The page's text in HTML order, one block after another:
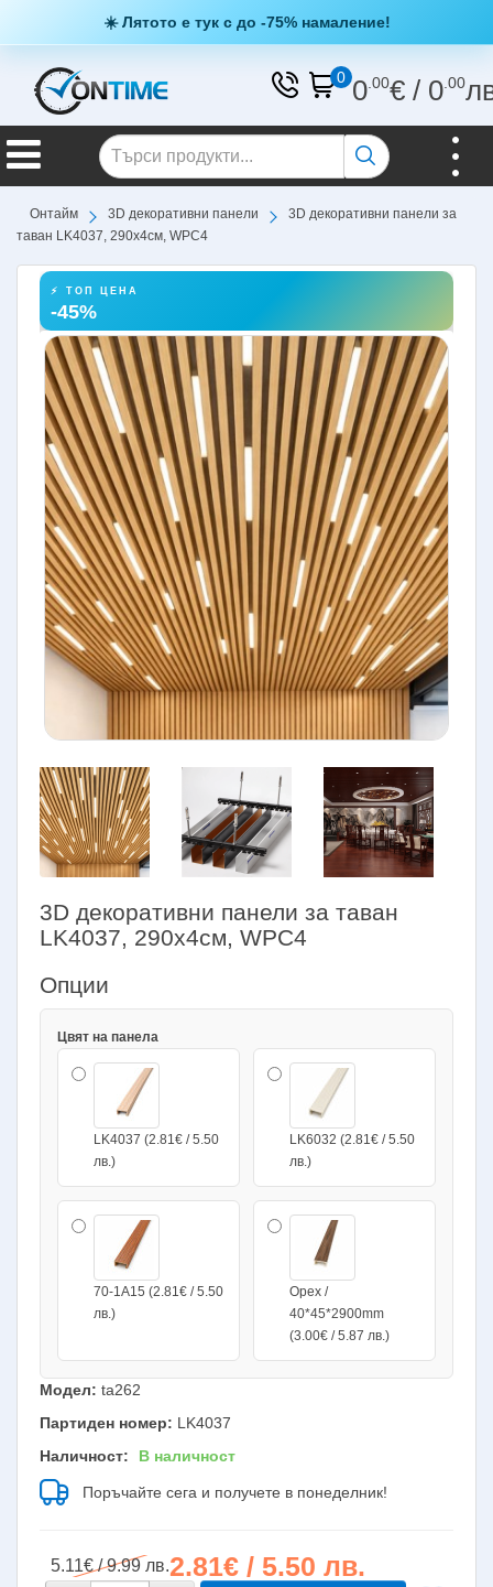
☀️ Лятото е тук с до -75% намаление!
0 0.00€/ 0.00
Онтайм 3D декоративни панели
3D декоративни панели за
таван LK4037, 290х4см, WPC4
⚡ ТОП ЦЕНА
-45%
3D декоративни панели за таван
LK4037, 290х4см, WPC4
Опции
Цвят на панела
LK4037 (2.81€ / 5.50
лв.)
LK6032 (2.81€ / 5.50
лв.)
70-1A15 (2.81€ / 5.50
лв.)
Орех /
40*45*2900mm
(3.00€ / 5.87 лв.)
Модел: ta262
Партиден номер: LK4037
Наличност:
В наличност
Поръчайте сега и получете в понеделник!
5.11€ / 9.99 лв.2.81€ / 5.50 лв.